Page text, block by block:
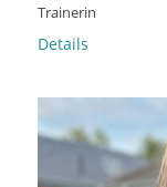
Trainerin
Details